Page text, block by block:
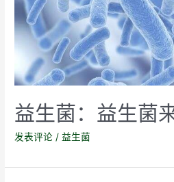
益生菌：益生菌
发表评论 /益生菌